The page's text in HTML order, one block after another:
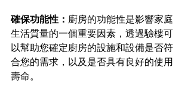
確保功能性： 廚房的功能性是影響家庭
生活質量的一個重要因素，透過驗樓可
以幫助您確定廚房的設施和設備是否符
合您的需求，以及是否具有良好的使用
壽命。